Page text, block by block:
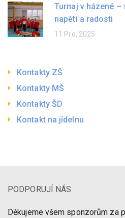
Turnaj v házené
napětí a radosti
11 Pro, 2025
Kontakty ZŠ
Kontakty MŠ
Kontakty ŠD
Kontakt na jídelnu
PODPORUJÍ NÁS
Děkujeme všem sponzorům za